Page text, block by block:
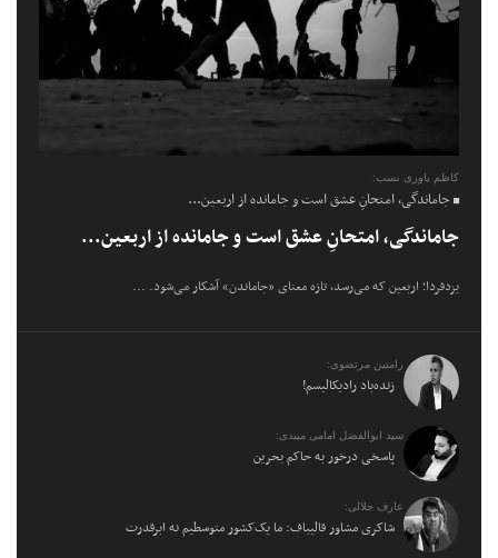
کاظم یاوری نسب:
جاماندگی، امتحانِ عشق است و جامانده از اربعین...
جاماندگی، امتحانِ عشق است و جامانده از اربعین...
یزدفردا؛ اربعین که می‌رسد، تازه معنای «جاماندن» آشکار می‌شود. ...
رامتین مرتضوی:
زنده‌باد رادیکالیسم!
سید ابوالفضل امامی میبدی:
پاسخی درخور به حاکم بحرین
عارف جلالی:
شاکری مشاور قالیباف: ما یک‌کشور متوسطیم نه ابرقدرت